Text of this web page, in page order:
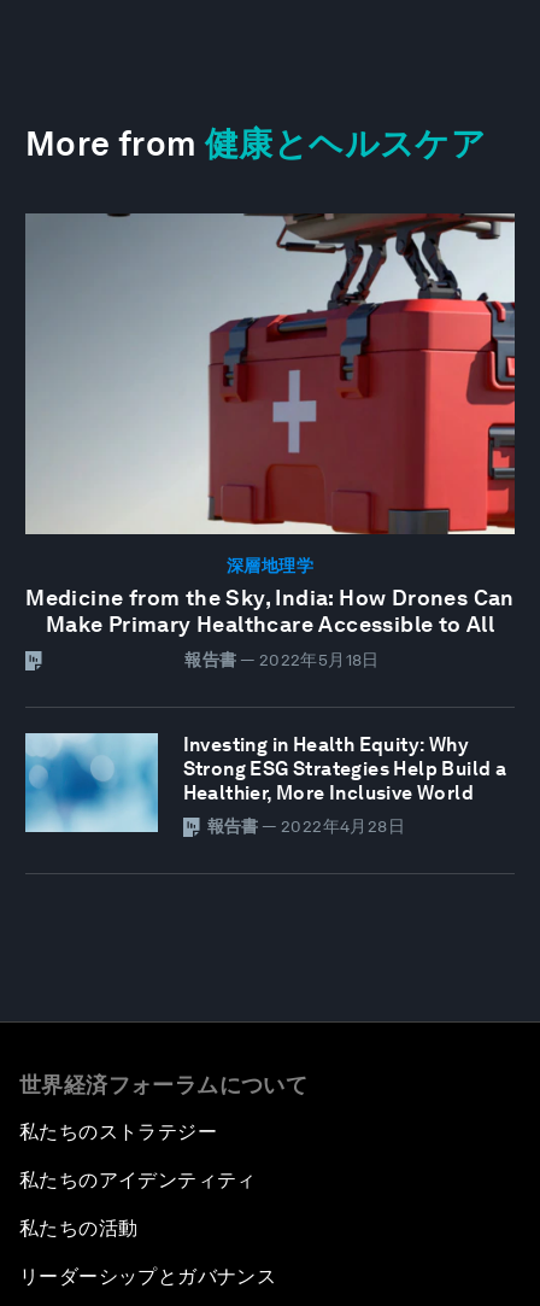
More from健康とヘルスケア
深層地理学
Medicine from the Sky, India: How Drones Can
Make Primary Healthcare Accessible to All
報告書 — 2022年5月18日
Investing in Health Equity: Why
Strong ESG Strategies Help Build a
Healthier, More Inclusive World
報告書 — 2022年4月28日
世界経済フォーラムについて
私たちのストラテジー
私たちのアイデンティティ
私たちの活動
リーダーシップとガバナンス